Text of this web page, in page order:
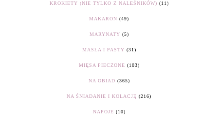
KROKIETY (NIE TYLKO Z NALEŚNIKÓW) (11)
MAKARON (49)
MARYNATY (5)
MASŁA I PASTY (31)
MIĘSA PIECZONE (103)
NA OBIAD (365)
NA ŚNIADANIE I KOLACJĘ (216)
NAPOJE (10)